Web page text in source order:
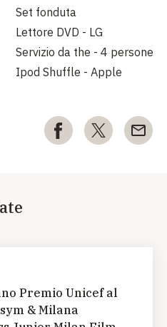
Set fonduta
Lettore DVD - LG
Servizio da the - 4 persone
Ipod Shuffle - Apple
Premio Unicef al
& Milana